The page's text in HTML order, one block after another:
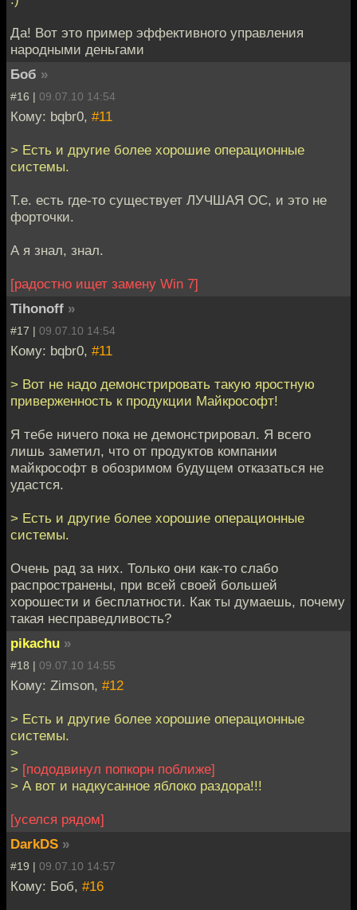
Да! Вот это пример эффективного управления
народными деньгами
Боб »
#16 | 09.07.10 14:54
Кому: bqbr0, #11
> Есть и другие более хорошие операционные
системы.
Т.е. есть где-то существует ЛУЧШАЯ ОС, и это не
форточки.
А я знал, знал.
[радостно ищет замену Win 7]
Tihonoff »
#17 | 09.07.10 14:54
Кому: bqbr0, #11
> Вот не надо демонстрировать такую яростную
приверженность к продукции Майкрософт!
Я тебе ничего пока не демонстрировал. Я всего
лишь заметил, что от продуктов компании
майкрософт в обозримом будущем отказаться не
удастся.
> Есть и другие более хорошие операционные
системы.
Очень рад за них. Только они как-то слабо
распространены, при всей своей большей
хорошести и бесплатности. Как ты думаешь, почему
такая несправедливость?
pikachu »
#18 | 09.07.10 14:55
Кому: Zimson, #12
> Есть и другие более хорошие операционные
системы.
>
> [пододвинул попкорн поближе]
> А вот и надкусанное яблоко раздора!!!
[уселся рядом]
DarkDS »
#19 | 09.07.10 14:57
Кому: Боб, #16